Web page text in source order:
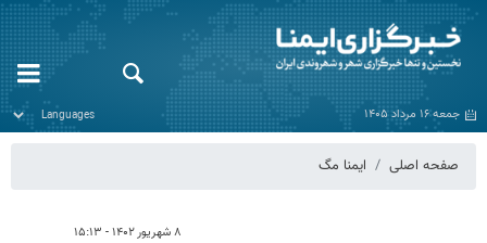
جمعه ۱۶ مرداد ۱۴۰۵
صفحه اصلی ایمنا مگ
۸ شهریور ۱۴۰۲ - ۱۵:۱۳